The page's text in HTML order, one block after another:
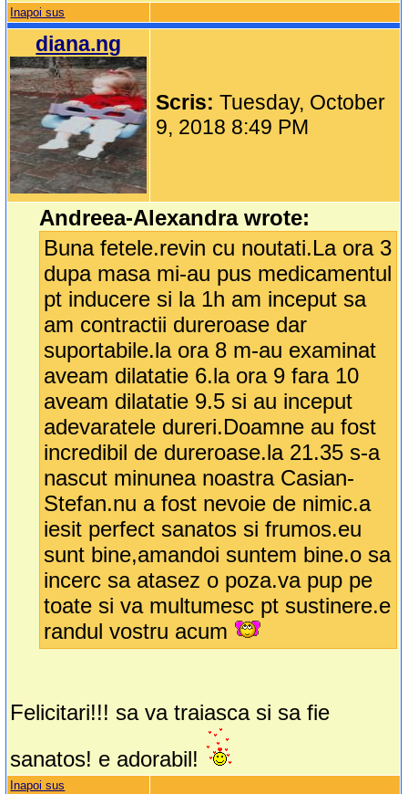
Inapoi sus
diana.ng
Scris:Tuesday, October
9, 2018 8:49 PM
Andreea-Alexandra wrote:
Buna fetele.revin cu noutati.La ora 3
dupa masa mi-au pus medicamentul
pt inducere si la 1h am inceput sa
am contractii dureroase dar
suportabile.la ora 8 m-au examinat
aveam dilatatie 6.la ora 9 fara 10
aveam dilatatie 9.5 si au inceput
adevaratele dureri.Doamne au fost
incredibil de dureroase.la 21.35 s-a
nascut minunea noastra Casian-
Stefan.nu a fost nevoie de nimic.a
iesit perfect sanatos si frumos.eu
sunt bine,amandoi suntem bine.o sa
incerc sa atasez o poza.va pup pe
toate si va multumesc pt sustinere.e
randul vostru acum
Felicitari!!! sa va traiasca si sa fie
sanatos! e adorabil!
Inapoi sus